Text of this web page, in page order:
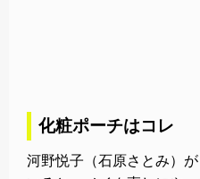
化粧ポーチはコレ
河野悦子（石原さとみ）